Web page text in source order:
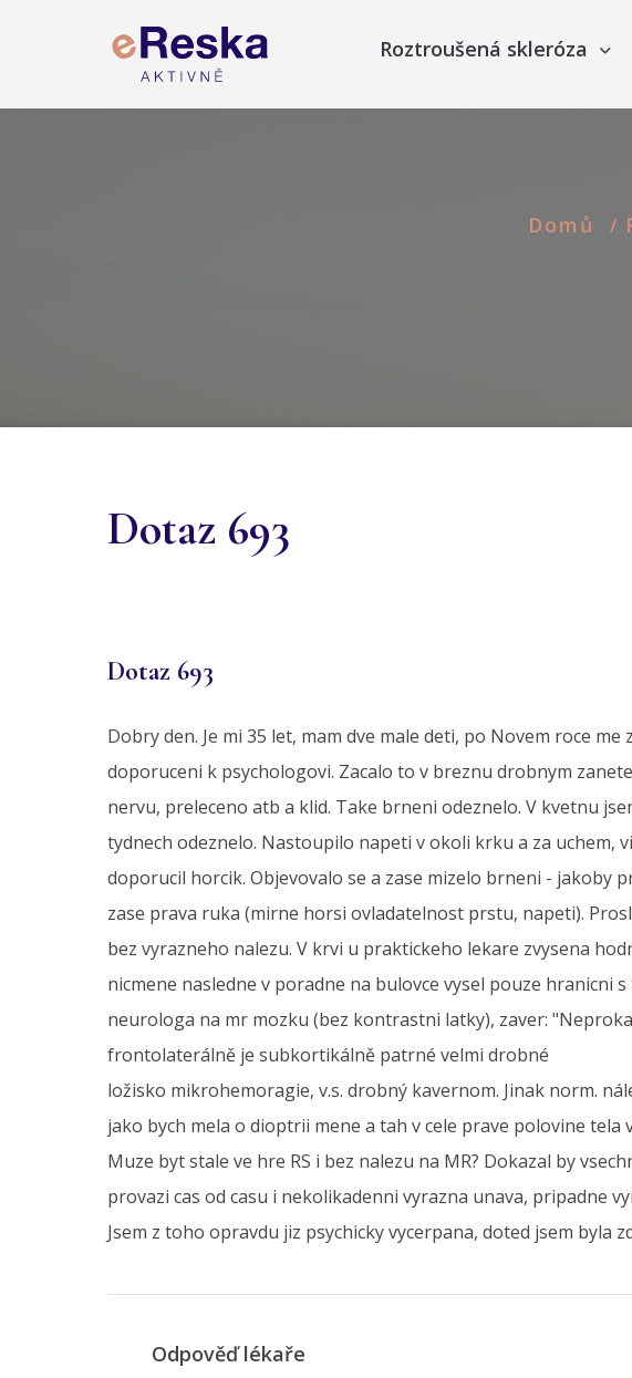
Roztroušená skleróza
Domů /
Dotaz 693
Dotaz 693
Dobry den. Je mi 35 let, mam dve male deti, po Novem roce
doporuceni k psychologovi. Zacalo to v breznu drobnym
nervu, preleceno atb a klid. Take brneni odeznelo. V kvetnu
tydnech odeznelo. Nastoupilo napeti v okoli krku a za uchem,
doporucil horcik. Objevovalo se a zase mizelo brneni - jakoby
zase prava ruka (mirne horsi ovladatelnost prstu, napeti).
bez vyrazneho nalezu. V krvi u praktickeho lekare zvysena
nicmene nasledne v poradne na bulovce vysel pouze hranicni
neurologa na mr mozku (bez kontrastni latky), zaver:
frontolaterálně je subkortikálně patrné velmi drobné
ložisko mikrohemoragie, v.s. drobný kavernom. Jinak norm.
jako bych mela o dioptrii mene a tah v cele prave polovine
Muze byt stale ve hre RS i bez nalezu na MR? Dokazal by
provazi cas od casu i nekolikadenni vyrazna unava, pripadne
Jsem z toho opravdu jiz psychicky vycerpana, doted jsem byla
Odpověď lékaře